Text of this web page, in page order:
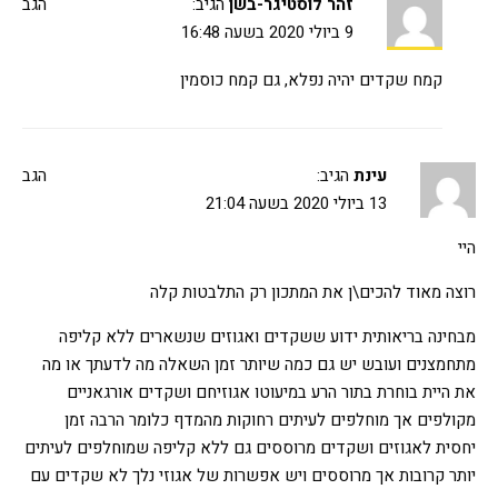
9 ביולי 2020 בשעה 16:48
קמח שקדים יהיה נפלא, גם קמח כוסמין
עינת הגיב:
13 ביולי 2020 בשעה 21:04
היי
רוצה מאוד להכים\ן את המתכון רק התלבטות קלה
מבחינה בריאותית ידוע ששקדים ואגוזים שנשארים ללא קליפה
מתחמצנים ועובש יש גם כמה שיותר זמן השאלה מה לדעתך או מה
את היית בוחרת בתור הרע במיעוטו אגוזיחם ושקדים אורגאניים
מקולפים אך מוחלפים לעיתים רחוקות מהמדף כלומר הרבה זמן
יחסית לאגוזים ושקדים מרוססים גם ללא קליפה שמוחלפים לעיתים
יותר קרובות אך מרוססים ויש אפשרות של אגוזי נלך לא שקדים עם
הגב